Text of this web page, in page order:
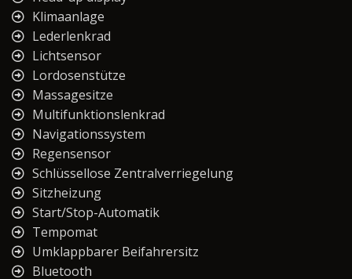
Klimaanlage
Lederlenkrad
Lichtsensor
Lordosenstütze
Massagesitze
Multifunktionslenkrad
Navigationssystem
Regensensor
Schlüssellose Zentralverriegelung
Sitzheizung
Start/Stop-Automatik
Tempomat
Umklappbarer Beifahrersitz
Bluetooth